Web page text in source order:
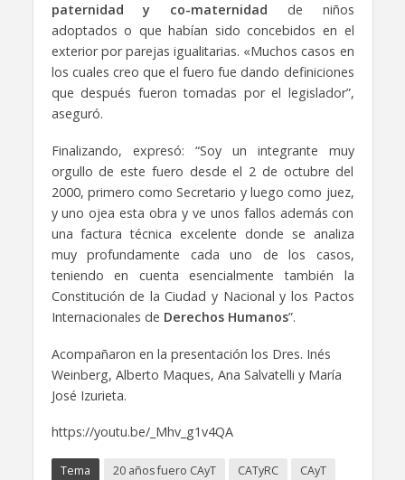
paternidad y co-maternidad de niños
adoptados o que habían sido concebidos en el
exterior por parejas igualitarias. «Muchos casos en
los cuales creo que el fuero fue dando definiciones
que después fueron tomadas por el legislador”,
aseguró.
Finalizando, expresó: “Soy un integrante muy
orgullo de este fuero desde el 2 de octubre del
2000, primero como Secretario y luego como juez,
y uno ojea esta obra y ve unos fallos además con
una factura técnica excelente donde se analiza
muy profundamente cada uno de los casos,
teniendo en cuenta esencialmente también la
Constitución de la Ciudad y Nacional y los Pactos
Internacionales de Derechos Humanos”.
Acompañaron en la presentación los Dres. Inés
Weinberg, Alberto Maques, Ana Salvatelli y María
José Izurieta.
https://youtu.be/_Mhv_g1v4QA
Tema 20 años fuero CAyT CATyRC
CAyT